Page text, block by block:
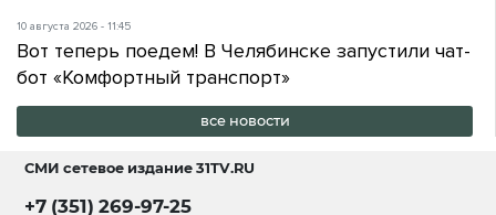
10 августа 2026 - 11:45
Вот теперь поедем! В Челябинске запустили чат-
бот «Комфортный транспорт»
все новости
СМИ сетевое издание31TV.RU
+7 (351) 269-97-25